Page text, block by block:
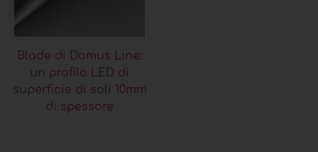
Blade di Domus Line:
un profilo LED di
superficie di soli 10mm
di spessore